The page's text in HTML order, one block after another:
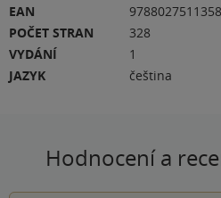
EAN
9788027511358
POČET STRAN
328
VYDÁNÍ
1
JAZYK
čeština
Hodnocení a